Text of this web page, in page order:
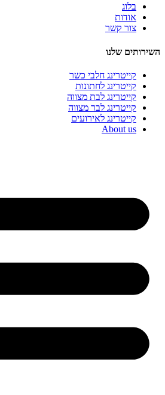
בלוג
אודות
צור קשר
השירותים שלנו
קייטרינג חלבי כשר
קייטרינג לחתונות
קייטרינג לבת מצווה
קייטרינג לבר מצווה
קייטרינג לאירועים
About us